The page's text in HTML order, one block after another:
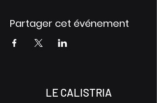
Partager cet événement
LE CALISTRIA